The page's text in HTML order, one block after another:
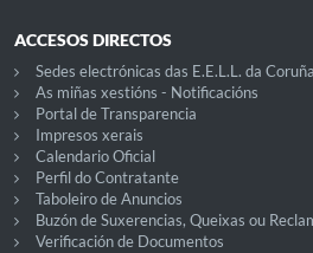
ACCESOS DIRECTOS
Sedes electrónicas das E.E.L.L. da
As miñas xestións - Notificacións
Portal de Transparencia
Impresos xerais
Calendario Oficial
Perfil do Contratante
Taboleiro de Anuncios
Buzón de Suxerencias, Queixas ou
Verificación de Documentos